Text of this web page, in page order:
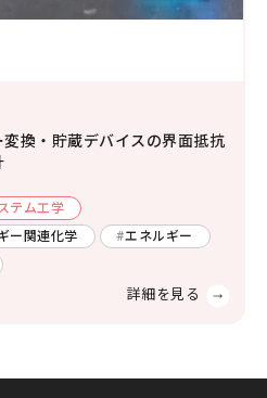
換・貯蔵デバイスの界面抵抗
テム工学
ー関連化学
エネルギー